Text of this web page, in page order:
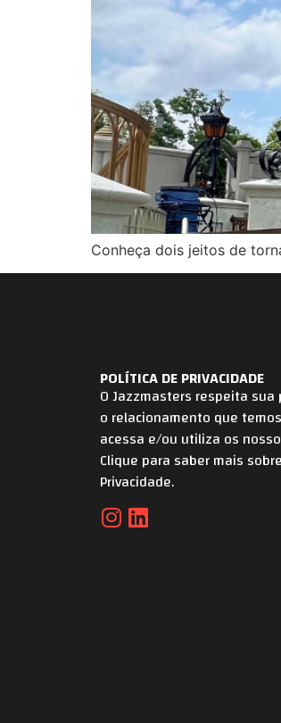
Conheça dois jeitos de
POLÍTICA DE PRIVACIDADE
O Jazzmasters respeita
o relacionamento que
acessa e/ou utiliza os
Clique para saber mais
Privacidade.